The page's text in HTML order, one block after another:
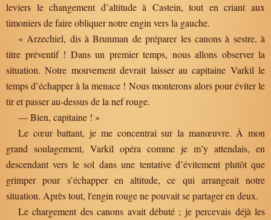
leviers le changement d’altitude à Castein, tout en criant aux
timoniers de faire obliquer notre engin vers la gauche.
« Arzechiel, dis à Brunman de préparer les canons à sestre, à
titre préventif ! Dans un premier temps, nous allons observer la
situation. Notre mouvement devrait laisser au capitaine Varkil le
temps d’échapper à la menace ! Nous monterons alors pour éviter le
tir et passer au-dessus de la nef rouge.
— Bien, capitaine ! »
Le cœur battant, je me concentrai sur la manœuvre. À mon
grand soulagement, Varkil opéra comme je m’y attendais, en
descendant vers le sol dans une tentative d’évitement plutôt que
grimper pour s’échapper en altitude, ce qui arrangeait notre
situation. Après tout, l'engin rouge ne pouvait se partager en deux.
Le chargement des canons avait débuté ; je percevais déjà les